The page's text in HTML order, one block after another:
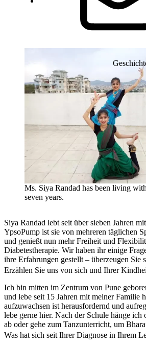
Ms. Siya Randad has been living
seven years.
Siya Randad lebt seit über sieben Jahren
YpsoPump ist sie von mehreren täglichen
und genießt nun mehr Freiheit und
Diabetestherapie. Wir haben ihr einige
ihre Erfahrungen gestellt – überzeugen Sie
Erzählen Sie uns von sich und Ihrer
Ich bin mitten im Zentrum von Pune
und lebe seit 15 Jahren mit meiner Familie
aufzuwachsen ist herausfordernd und
lebe gerne hier. Nach der Schule hänge ich
ab oder gehe zum Tanzunterricht, um
Was hat sich seit Ihrer Diagnose in Ihrem